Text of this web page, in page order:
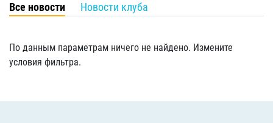
Все новости Новости клуба
По данным параметрам ничего не найдено. Измените
условия фильтра.